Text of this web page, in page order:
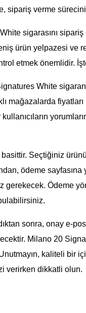
sipariş verme
sigarasını
ürün yelpazesi ve
etmek önemlidir.
White
mağazalarda
kullanıcıların
Seçtiğiniz
ödeme
gerekecek. Ödeme
sonra, onay e-
Milano 20
kaliteli bir
verirken dikkatli olun.